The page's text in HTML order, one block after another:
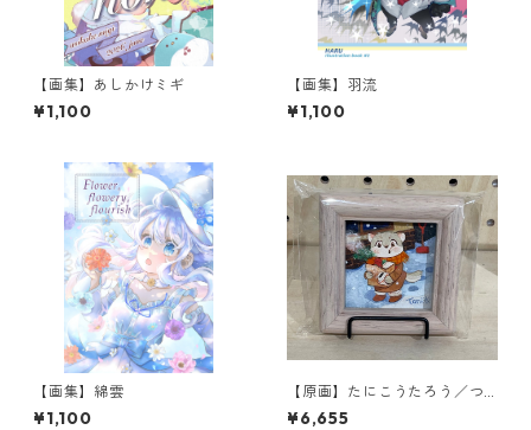
【画集】あしかけミギ
¥1,100
【画集】羽流
¥1,100
【画集】綿雲
¥1,100
【原画】たにこうたろう／つ
いついもぐもぐ
¥6,655